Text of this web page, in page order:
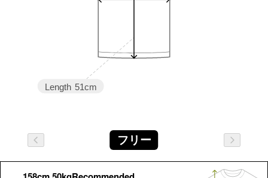
Length 51cm
フリー